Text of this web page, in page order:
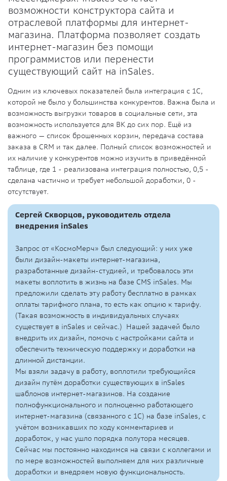
возможности конструктора сайта и
отраслевой платформы для интернет-
магазина. Платформа позволяет создать
интернет-магазин без помощи
программистов или перенести
существующий сайт на inSales.
Одним из ключевых показателей была интеграция с 1С,
которой не было у большинства конкурентов. Важна была и
возможность выгрузки товаров в социальные сети, эта
возможность используется для ВК до сих пор. Ещё из
важного — список брошенных корзин, передача состава
заказа в CRM и так далее. Полный список возможностей и
их наличие у конкурентов можно изучить в приведённой
таблице, где 1 - реализована интеграция полностью, 0,5 -
сделана частично и требует небольшой доработки, 0 -
отсутствует.
Сергей Скворцов, руководитель отдела
внедрения inSales
Запрос от «КосмоМерч» был следующий: у них уже
были дизайн-макеты интернет-магазина,
разработанные дизайн-студией, и требовалось эти
макеты воплотить в жизнь на базе CMS inSales. Мы
предложили сделать эту работу бесплатно в рамках
оплаты тарифного плана, то есть как опцию к тарифу.
(Такая возможность в индивидуальных случаях
существует в inSales и сейчас.) Нашей задачей было
внедрить их дизайн, помочь с настройками сайта и
обеспечить техническую поддержку и доработки на
длинной дистанции.
Мы взяли задачу в работу, воплотили требующийся
дизайн путём доработки существующих в inSales
шаблонов интернет-магазинов. На создание
полнофункционального и полноценно работающего
интернет-магазина (связанного с 1С) на базе inSales, с
учётом возникавших по ходу комментариев и
доработок, у нас ушло порядка полутора месяцев.
Сейчас мы постоянно находимся на связи с коллегами и
по мере возможностей выполняем для них различные
доработки и внедряем новую функциональность.